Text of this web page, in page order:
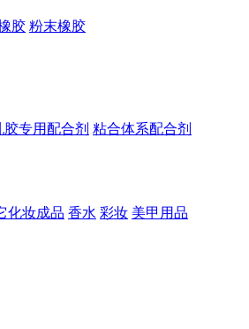
胶 粉末橡胶
胶专用配合剂 粘合体系配合剂
化妆成品 香水 彩妆 美甲用品